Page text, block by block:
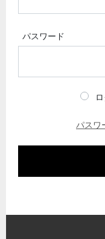
パスワード
パスワ